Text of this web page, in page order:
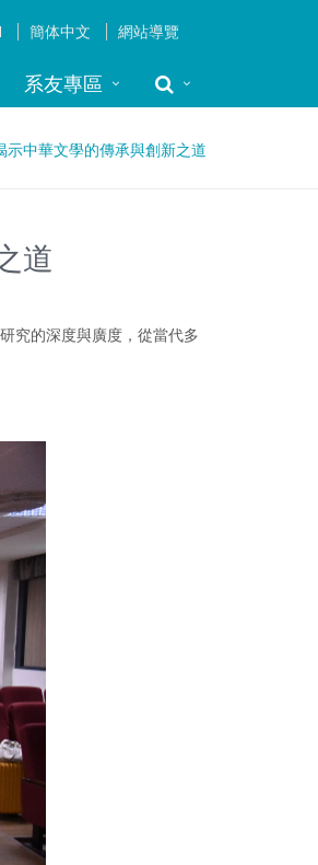
簡体中文 網站導覽
系友專區
中華文學的傳承與創新之道
道
究的深度與廣度，從當代多